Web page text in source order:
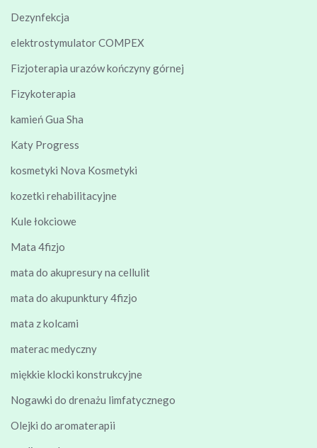
Dezynfekcja
elektrostymulator COMPEX
Fizjoterapia urazów kończyny górnej
Fizykoterapia
kamień Gua Sha
Katy Progress
kosmetyki Nova Kosmetyki
kozetki rehabilitacyjne
Kule łokciowe
Mata 4fizjo
mata do akupresury na cellulit
mata do akupunktury 4fizjo
mata z kolcami
materac medyczny
miękkie klocki konstrukcyjne
Nogawki do drenażu limfatycznego
Olejki do aromaterapii